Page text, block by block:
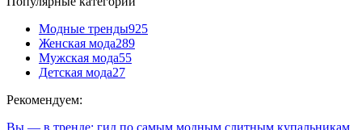
Модные тренды925
Женская мода289
Мужская мода55
Детская мода27
Рекомендуем: